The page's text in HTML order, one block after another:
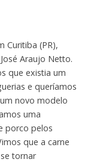
Curitiba (PR),
Araujo Netto.
que existia um
e queríamos
novo modelo
uma
porco pelos
que a carne
tornar